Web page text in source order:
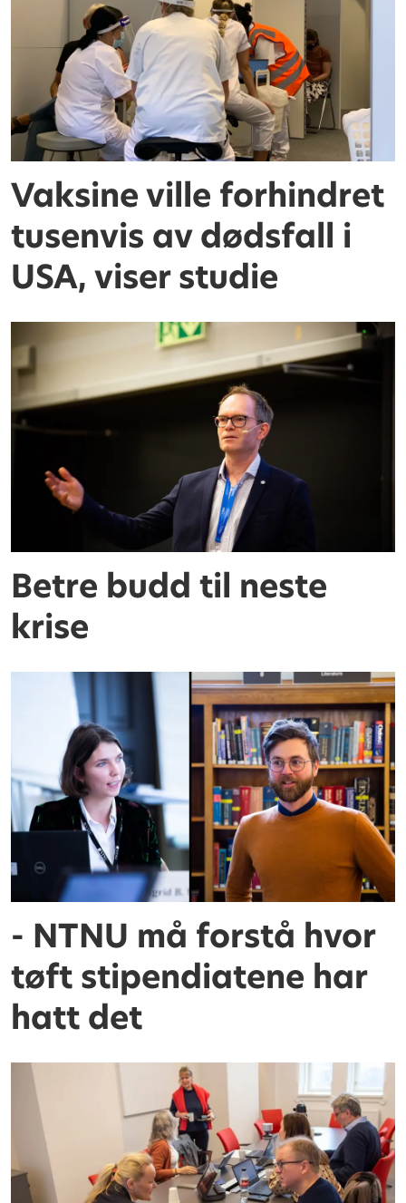
Vaksine ville forhindret
tusenvis av dødsfall i
USA, viser studie
Betre budd til neste
krise
- NTNU må forstå hvor
tøft stipendiatene har
hatt det